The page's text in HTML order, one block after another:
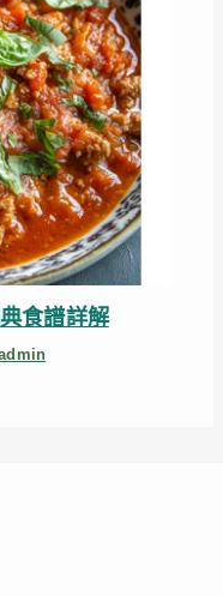
食譜詳解